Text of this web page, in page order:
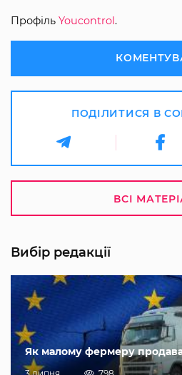
Профіль Youcontrol.
ПОДІЛИТИСЯ В
ВСІ
Вибір редакції
Як малому фермеру